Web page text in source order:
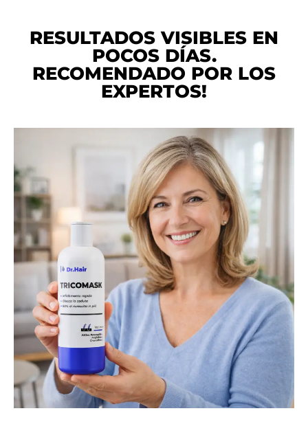
RESULTADOS VISIBLES EN
POCOS DÍAS.
RECOMENDADO POR LOS
EXPERTOS!